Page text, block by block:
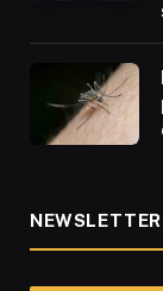
NEWSLETTER